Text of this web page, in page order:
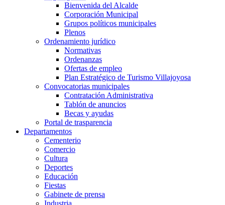
Bienvenida del Alcalde
Corporación Municipal
Grupos políticos municipales
Plenos
Ordenamiento jurídico
Normativas
Ordenanzas
Ofertas de empleo
Plan Estratégico de Turismo Villajoyosa
Convocatorias municipales
Contratación Administrativa
Tablón de anuncios
Becas y ayudas
Portal de trasparencia
Departamentos
Cementerio
Comercio
Cultura
Deportes
Educación
Fiestas
Gabinete de prensa
Industria